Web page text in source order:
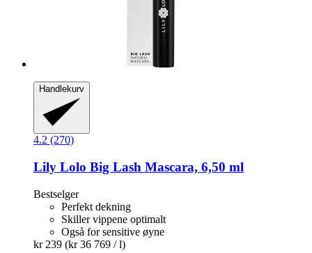
Handlekurv
4.2 (270)
Lily Lolo Big Lash Mascara, 6,50 ml
Bestselger
Perfekt dekning
Skiller vippene optimalt
Også for sensitive øyne
kr 239 (kr 36 769 / l)